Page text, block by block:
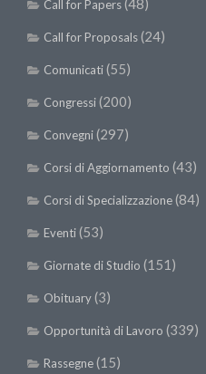
Call for Papers(48)
Call for Proposals(24)
Comunicati(55)
Congressi(200)
Convegni(297)
Corsi di Aggiornamento (43)
Corsi di Specializzazione(84)
Eventi(53)
Giornate di Studio (151)
Obituary(3)
Opportunità di Lavoro (339)
Rassegne(15)